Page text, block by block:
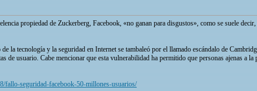
propiedad de Zuckerberg, Facebook, «no ganan para disgustos», como se suele
la tecnología y la seguridad en Internet se tambaleó por el llamado escándalo de
de usuario. Cabe mencionar que esta vulnerabilidad ha permitido que personas ajenas a
fallo-seguridad-facebook-50-millones-usuarios/